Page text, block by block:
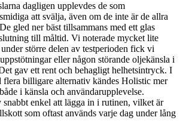
dagligen upplevdes de som
att svälja, även om de inte är de allra
gled ner bäst tillsammans med ett glas
till måltid. Vi noterade mycket lite
större delen av testperioden fick vi
eller någon störande oljekänsla i
gav ett rent och behagligt helhetsintryck. I
flera billigare alternativ kändes Holistic mer
i känsla och användarupplevelse.
snabbt enkel att lägga in i rutinen, vilket är
som oftast används varje dag under lång